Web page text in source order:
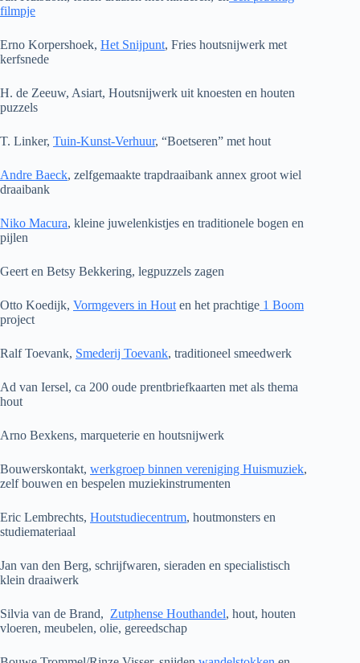
filmpje
Erno Korpershoek, Het Snijpunt, Fries houtsnijwerk met
kerfsnede
H. de Zeeuw, Asiart, Houtsnijwerk uit knoesten en houten
puzzels
T. Linker, Tuin-Kunst-Verhuur, “Boetseren” met hout
Andre Baeck, zelfgemaakte trapdraaibank annex groot wiel
draaibank
Niko Macura, kleine juwelenkistjes en traditionele bogen en
pijlen
Geert en Betsy Bekkering, legpuzzels zagen
Otto Koedijk, Vormgevers in Hout en het prachtige 1 Boom
project
Ralf Toevank, Smederij Toevank, traditioneel smeedwerk
Ad van Iersel, ca 200 oude prentbriefkaarten met als thema
hout
Arno Bexkens, marqueterie en houtsnijwerk
Bouwerskontakt, werkgroep binnen vereniging Huismuziek,
zelf bouwen en bespelen muziekinstrumenten
Eric Lembrechts, Houtstudiecentrum, houtmonsters en
studiemateriaal
Jan van den Berg, schrijfwaren, sieraden en specialistisch
klein draaiwerk
Silvia van de Brand, Zutphense Houthandel, hout, houten
vloeren, meubelen, olie, gereedschap